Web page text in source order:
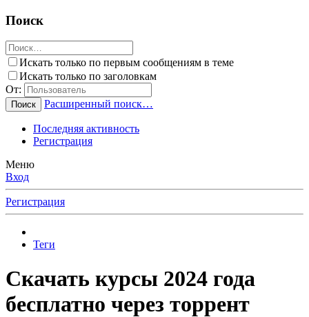
Поиск
Искать только по первым сообщениям в теме
Искать только по заголовкам
От:
Поиск Расширенный поиск…
Последняя активность
Регистрация
Меню
Вход
Регистрация
Теги
Скачать курсы 2024 года
бесплатно через торрент